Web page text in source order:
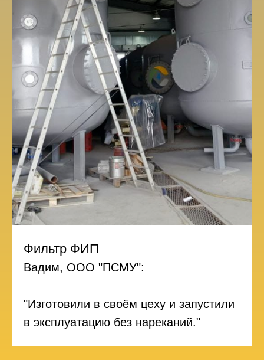
Фильтр ФИП
Вадим, ООО "ПСМУ":
"Изготовили в своём цеху и запустили
в эксплуатацию без нареканий."